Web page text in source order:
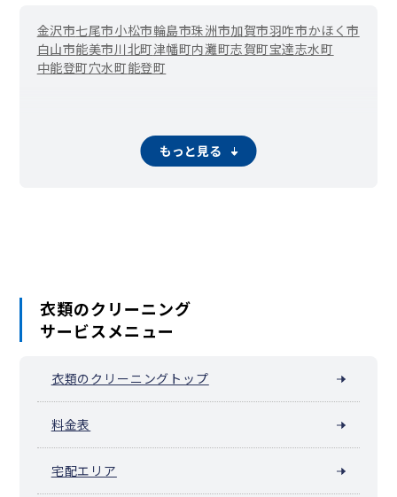
金沢市七尾市小松市輪島市珠洲市加賀市羽咋市かほく市
白山市能美市川北町津幡町内灘町志賀町宝達志水町
中能登町穴水町能登町
もっと見る
衣類のクリーニング
サービスメニュー
衣類のクリーニングトップ
料金表
宅配エリア